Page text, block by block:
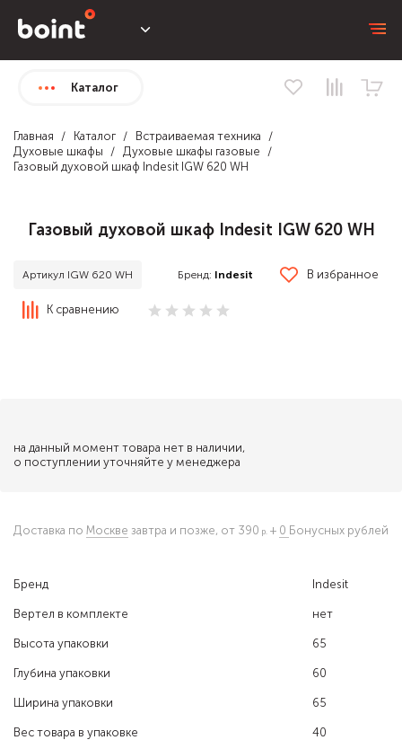
Каталог
Главная Каталог
Встраиваемая техника
Духовые шкафы
Духовые шкафы газовые
Газовый духовой шкаф Indesit IGW 620 WH
Газовый духовой шкаф Indesit IGW 620 WH
Артикул IGW 620 WH Бренд: Indesit В избранное
К сравнению
Бренд Indesit
Вертел в комплекте нет
Высота упаковки 65
Глубина упаковки 60
Ширина упаковки 65
Вес товара в упаковке 40
на данный момент товара нет в наличии,
о поступлении уточняйте у менеджера
Доставка по Москве завтра и позже, от 390 + 0 Бонусных рублей